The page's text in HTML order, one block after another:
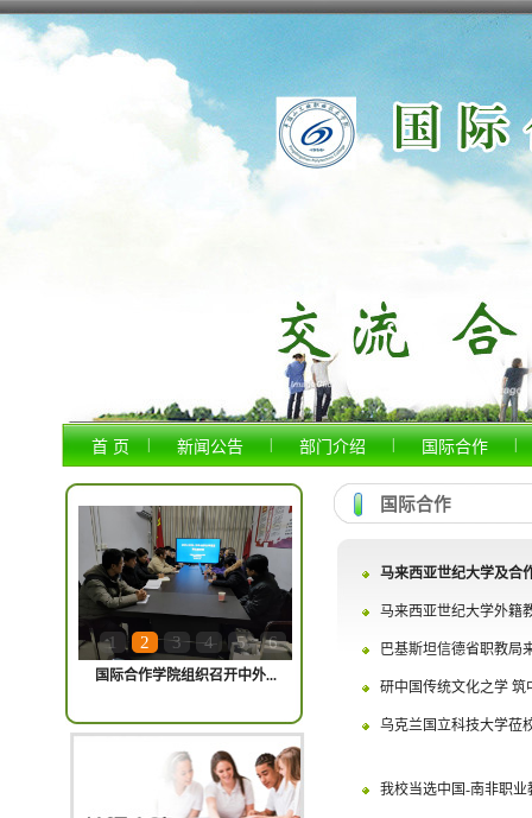
首 页 | 新闻公告 | 部门介绍 | 国际合作 |
1 2 3 4 5 6
国际合作学院组织召开中外...
国际合作
马来西亚世纪大学及合
马来西亚世纪大学外籍
巴基斯坦信德省职教局
研中国传统文化之学 筑
乌克兰国立科技大学莅
我校当选中国-南非职